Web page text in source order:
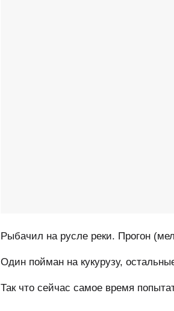
Рыбачил на русле реки. Прогон
Один пойман на кукурузу,
Так что сейчас самое время